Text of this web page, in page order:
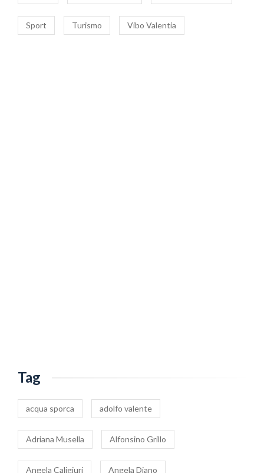
Sport Turismo Vibo Valentia
Tag
acqua sporca adolfo valente
Adriana Musella Alfonsino Grillo
Angela Caligiuri Angela Diano